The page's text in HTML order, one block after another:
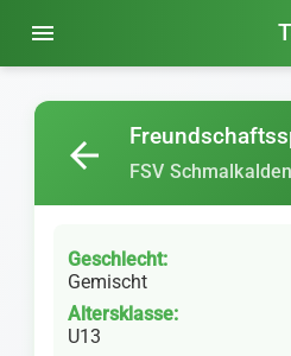
menu
FSV Schmalkalden
arrow_back
Geschlecht:
Gemischt
Altersklasse:
U13